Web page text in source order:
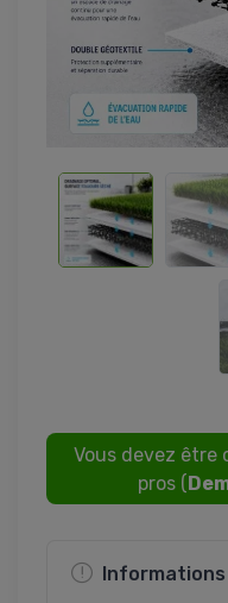
Vous devez être
pros (